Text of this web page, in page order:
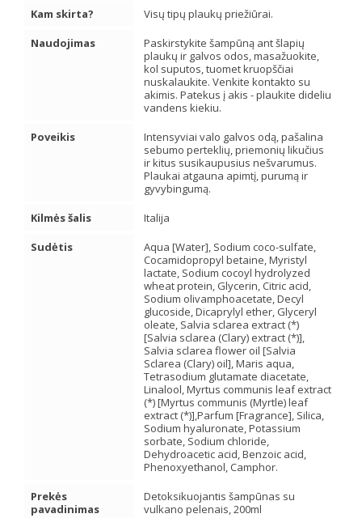
Kam skirta?
Visų tipų plaukų priežiūrai.
Naudojimas
Paskirstykite šampūną ant šlapių
plaukų ir galvos odos, masažuokite,
kol suputos, tuomet kruopščiai
nuskalaukite. Venkite kontakto su
akimis. Patekus į akis - plaukite dideliu
vandens kiekiu.
Poveikis
Intensyviai valo galvos odą, pašalina
sebumo perteklių, priemonių likučius
ir kitus susikaupusius nešvarumus.
Plaukai atgauna apimtį, purumą ir
gyvybingumą.
Kilmės šalis
Italija
Sudėtis
Aqua [Water], Sodium coco-sulfate,
Cocamidopropyl betaine, Myristyl
lactate, Sodium cocoyl hydrolyzed
wheat protein, Glycerin, Citric acid,
Sodium olivamphoacetate, Decyl
glucoside, Dicaprylyl ether, Glyceryl
oleate, Salvia sclarea extract (*)
[Salvia sclarea (Clary) extract (*)],
Salvia sclarea flower oil [Salvia
Sclarea (Clary) oil], Maris aqua,
Tetrasodium glutamate diacetate,
Linalool, Myrtus communis leaf extract
(*) [Myrtus communis (Myrtle) leaf
extract (*)],Parfum [Fragrance], Silica,
Sodium hyaluronate, Potassium
sorbate, Sodium chloride,
Dehydroacetic acid, Benzoic acid,
Phenoxyethanol, Camphor.
Prekės
pavadinimas
Detoksikuojantis šampūnas su
vulkano pelenais, 200ml